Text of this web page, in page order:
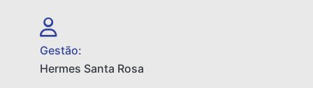
Gestão:
Hermes Santa Rosa